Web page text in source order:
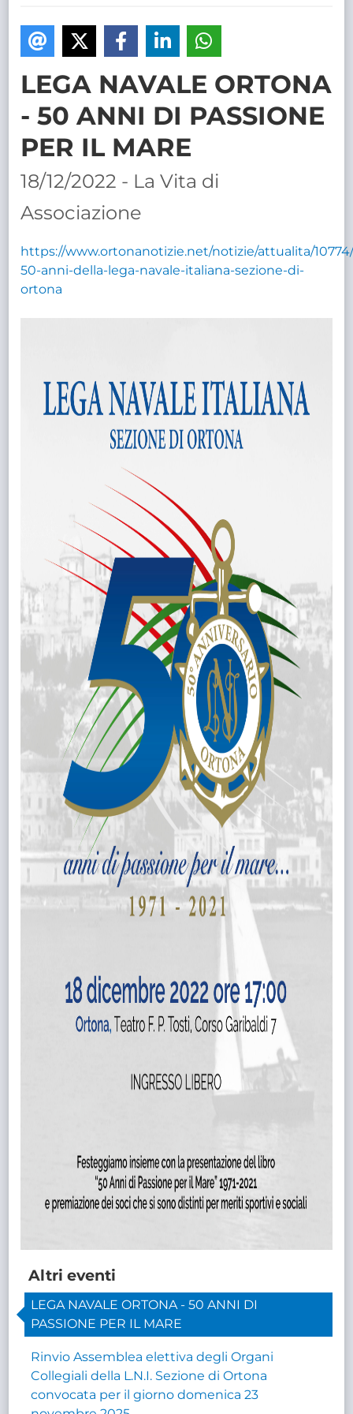
LEGA NAVALE ORTONA
- 50 ANNI DI PASSIONE
PER IL MARE
18/12/2022 - La Vita di
Associazione
https://www.ortonanotizie.net/notizie/attualita/
50-anni-della-lega-navale-italiana-sezione-di-
ortona
Altri eventi
LEGA NAVALE ORTONA - 50 ANNI DI
PASSIONE PER IL MARE
Rinvio Assemblea elettiva degli Organi
Collegiali della L.N.I. Sezione di Ortona
convocata per il giorno domenica 23